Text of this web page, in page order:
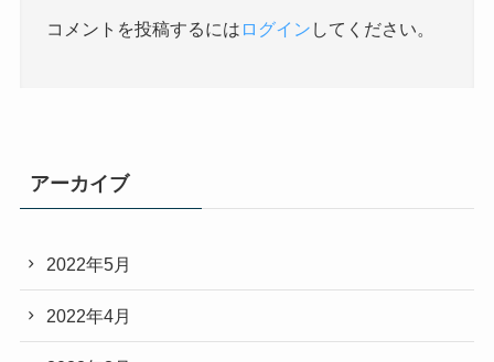
コメントを投稿するには ログイン してください。
アーカイブ
2022年5月
2022年4月